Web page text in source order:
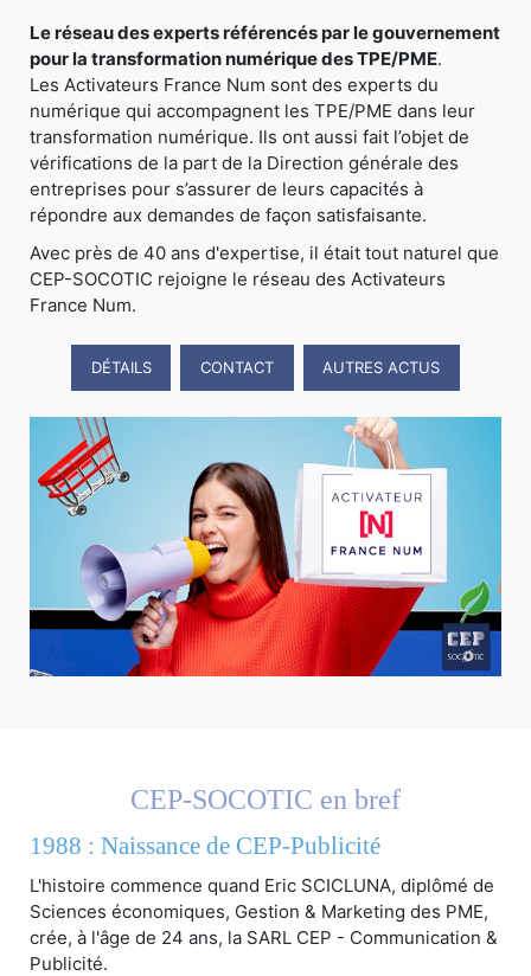
Le réseau des experts référencés par le gouvernement
pour la transformation numérique des TPE/PME.
Les Activateurs France Num sont des experts du
numérique qui accompagnent les TPE/PME dans leur
transformation numérique. Ils ont aussi fait l’objet de
vérifications de la part de la Direction générale des
entreprises pour s’assurer de leurs capacités à
répondre aux demandes de façon satisfaisante.
Avec près de 40 ans d'expertise, il était tout naturel que
CEP-SOCOTIC rejoigne le réseau des Activateurs
France Num.
DÉTAILS CONTACT AUTRES ACTUS
CEP-SOCOTIC en bref
1988 : Naissance de CEP-Publicité
L'histoire commence quand Eric SCICLUNA, diplômé de
Sciences économiques, Gestion & Marketing des PME,
crée, à l'âge de 24 ans, la SARL CEP - Communication &
Publicité.